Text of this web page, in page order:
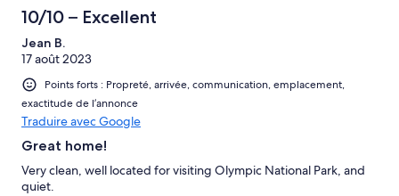
10/10 – Excellent
Jean B.
17 août 2023
Points forts : Propreté, arrivée, communication, emplacement,
exactitude de l’annonce
Traduire avec Google
Great home!
Very clean, well located for visiting Olympic National Park, and
quiet.